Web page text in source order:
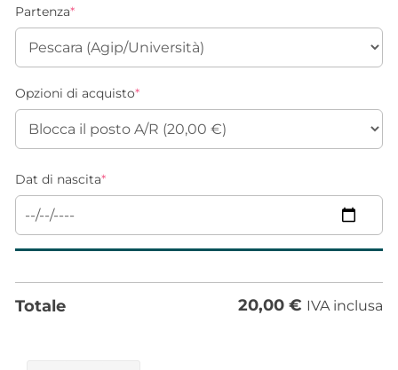
Partenza*
Opzioni di acquisto*
Dat di nascita*
Totale 20,00 € IVA inclusa